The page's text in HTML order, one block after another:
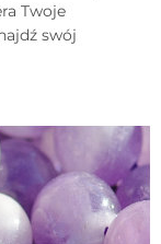
Twoje
swój